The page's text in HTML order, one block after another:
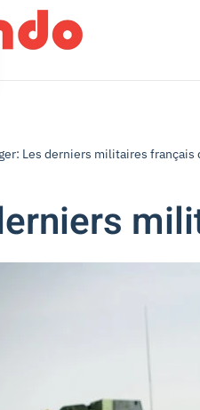
Les derniers militaires français